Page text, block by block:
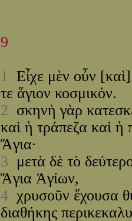
9
1 Εἶχε μὲν οὖν
τε ἅγιον κοσμικόν.
2 σκηνὴ γὰρ
καὶ ἡ τράπεζα καὶ ἡ
Ἅγια·
3 μετὰ δὲ τὸ
Ἅγια Ἁγίων,
4 χρυσοῦν ἔχουσα
διαθήκης